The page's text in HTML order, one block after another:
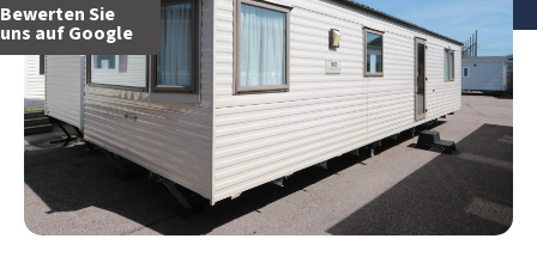
Bewerten Sie
uns auf Google